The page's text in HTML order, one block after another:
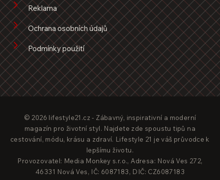
Reklama
Ochrana osobních údajů
Podmínky použití
© 2026 lifestyle21.cz - Zábavný, inspirativní a moderní
magazín pro životní styl. Najdete zde spoustu tipů na
cestování, módu, krásu a zdraví. Lifestyle 21 je váš průvodce k
lepšímu životu.
Provozovatel: Media Monkey s.r.o., Adresa: Nová Ves 272,
46331 Nová Ves, IČ: 6087183, DIČ: CZ6087183